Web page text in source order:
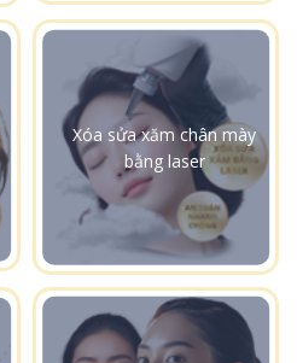
Xóa sửa xăm chân mày
bằng laser